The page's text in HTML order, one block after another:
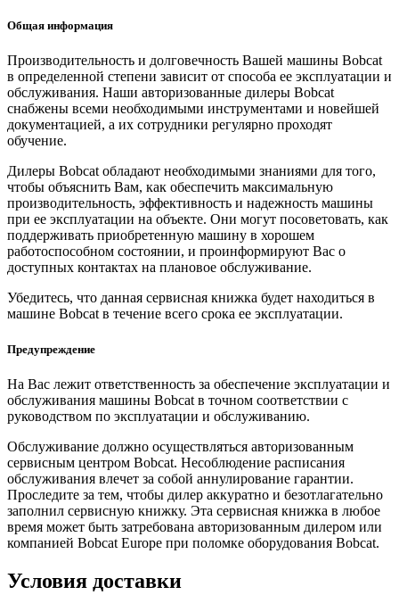
Общая информация
Производительность и долговечность Вашей машины Bobcat
в определенной степени зависит от способа ее эксплуатации и
обслуживания. Наши авторизованные дилеры Bobcat
снабжены всеми необходимыми инструментами и новейшей
документацией, а их сотрудники регулярно проходят
обучение.
Дилеры Bobcat обладают необходимыми знаниями для того,
чтобы объяснить Вам, как обеспечить максимальную
производительность, эффективность и надежность машины
при ее эксплуатации на объекте. Они могут посоветовать, как
поддерживать приобретенную машину в хорошем
работоспособном состоянии, и проинформируют Вас о
доступных контактах на плановое обслуживание.
Убедитесь, что данная сервисная книжка будет находиться в
машине Bobcat в течение всего срока ее эксплуатации.
Предупреждение
На Вас лежит ответственность за обеспечение эксплуатации и
обслуживания машины Bobcat в точном соответствии с
руководством по эксплуатации и обслуживанию.
Обслуживание должно осуществляться авторизованным
сервисным центром Bobcat. Несоблюдение расписания
обслуживания влечет за собой аннулирование гарантии.
Проследите за тем, чтобы дилер аккуратно и безотлагательно
заполнил сервисную книжку. Эта сервисная книжка в любое
время может быть затребована авторизованным дилером или
компанией Bobcat Europe при поломке оборудования Bobcat.
Условия доставки